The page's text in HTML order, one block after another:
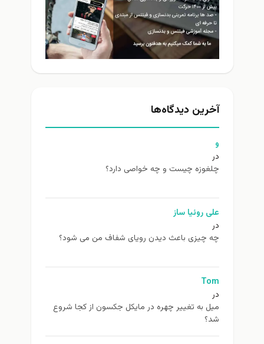
آخرین دیدگاه‌ها
و
در
چلغوزه چیست و چه خواصی دارد؟
علی روئیا ساز
در
چه چیزی باعث دیدن رویای شفاف من می شود؟
Tom
در
ميل به تغيير چهره در مایکل جکسون از كجا شروع
شد؟